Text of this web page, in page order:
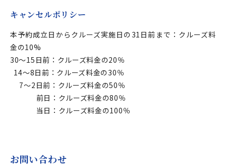
キャンセルポリシー
本予約成立日からクルーズ実施日の31日前まで：クルーズ料
金の10%
30～15日前：クルーズ料金の20％
14～8日前：クルーズ料金の30％
7～2日前：クルーズ料金の50％
前日：クルーズ料金の80％
当日：クルーズ料金の100％
お問い合わせ